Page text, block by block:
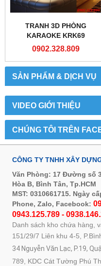
SẢN PHẨM & DỊCH VỤ
VIDEO GIỚI THIỆU
CHÚNG TÔI TRÊN
TRANH 3D PHÒNG
KARAOKE KRK69
0902.328.809
CÔNG TY TNHH XÂY
Văn Phòng: 17 Đường số
Hòa B, Bình Tân, Tp.HCM
MST: 0310661715. Ngày
Phone, Zalo, Facebook:
0943.125.789 -
Danh sách kho chứa hàng,
151/29/7 Liên khu 4-5,
34 Nguyễn Văn Lạc, P.19,
789, KDC Cát Tường Phú